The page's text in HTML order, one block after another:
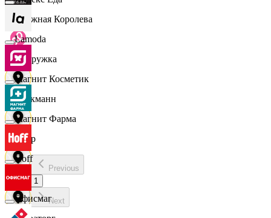
Снежная Королева
Подружка
Стокманн
Cпар
demo
Lamoda
Магнит Косметик
Магнит Фарма
Hoff
Офисмаг
Previous
1
Next